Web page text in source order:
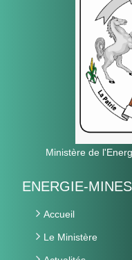
Ministère de
ENERGIE-
Accueil
Le Ministère